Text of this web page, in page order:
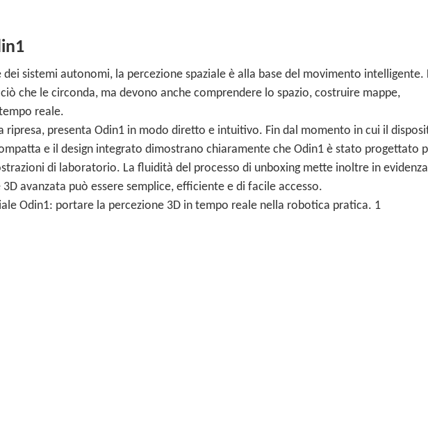
sistemi autonomi, la percezione spaziale è alla base del movimento intelligente.
che le circonda, ma devono anche comprendere lo spazio, costruire mappe,
reale.
ripresa, presenta Odin1 in modo diretto e intuitivo. Fin dal momento in cui il
e il design integrato dimostrano chiaramente che Odin1 è stato progettato
di laboratorio. La fluidità del processo di unboxing mette inoltre in
avanzata può essere semplice, efficiente e di facile accesso.